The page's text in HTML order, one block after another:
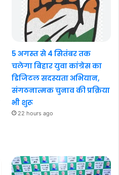
5 अगस्त से 4 सितंबर तक
चलेगा बिहार युवा कांग्रेस का
डिजिटल सदस्यता अभियान,
संगठनात्मक चुनाव की प्रक्रिया
भी शुरू
22 hours ago